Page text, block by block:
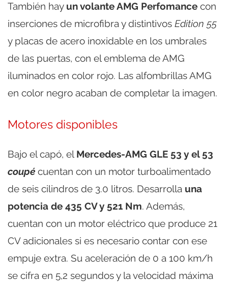
También hay un volante AMG Perfomance con
inserciones de microfibra y distintivos Edition 55
y placas de acero inoxidable en los umbrales
de las puertas, con el emblema de AMG
iluminados en color rojo. Las alfombrillas AMG
en color negro acaban de completar la imagen.
Motores disponibles
Bajo el capó, el Mercedes-AMG GLE 53 y el 53
coupé cuentan con un motor turboalimentado
de seis cilindros de 3.0 litros. Desarrolla una
potencia de 435 CV y 521 Nm. Además,
cuentan con un motor eléctrico que produce 21
CV adicionales si es necesario contar con ese
empuje extra. Su aceleración de 0 a 100 km/h
se cifra en 5,2 segundos y la velocidad máxima